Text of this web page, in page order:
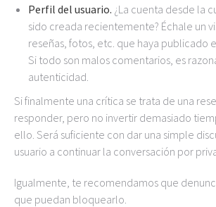
Perfil del usuario. ¿La cuenta desde la
sido creada recientemente? Échale un
reseñas, fotos, etc. que haya publicado
Si todo son malos comentarios, es
autenticidad.
Si finalmente una crítica se trata de una
responder, pero no invertir demasiado
ello. Será suficiente con dar una simple
usuario a continuar la conversación por
Igualmente, te recomendamos que
que puedan bloquearlo.